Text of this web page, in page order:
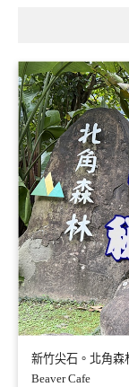
新竹尖石。北角森
Beaver Cafe